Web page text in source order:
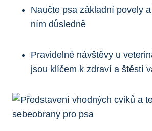
Naučte psa základní povely
ním důsledně
Pravidelné návštěvy u
jsou klíčem k zdraví a štěstí